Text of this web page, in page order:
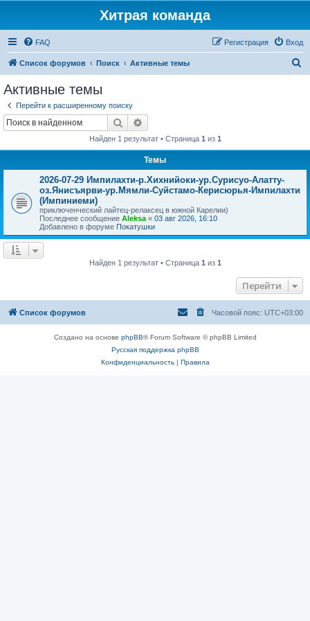
Хитрая команда
FAQ Вход
Регистрация
Список форумов Поиск Активные темы
Активные темы
Перейти к расширенному поиску
Поиск
Найден 1 результат • Страница 1 из 1
Темы
2026-07-29 Импилахти-р.Хихнийоки-ур.Сурисуо-Алатту-
оз.Янисъярви-ур.Мямли-Суйстамо-Керисюрья-Импилахти
(Импиниеми)
приключенческий лайтец-релаксец в южной Карелии)
Последнее сообщение Aleksa « 03 авг 2026, 16:10
Добавлено в форуме Покатушки
Найден 1 результат • Страница 1 из 1
Перейти
Список форумов Часовой пояс: UTC+03:00
Создано на основе phpBB® Forum Software © phpBB Limited
Русская поддержка phpBB
Конфиденциальность| Правила